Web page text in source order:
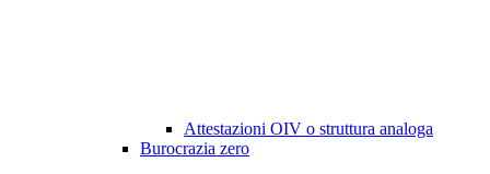
Attestazioni OIV o struttura analoga
Burocrazia zero